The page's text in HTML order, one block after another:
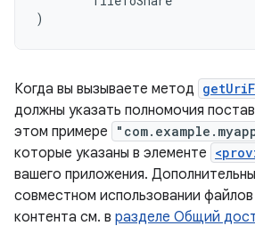
)
Когда вы вызываете метод
должны указать полномочия
этом примере
которые указаны в элементе
вашего приложения.
совместном использовании
контента см. в разделе Общий